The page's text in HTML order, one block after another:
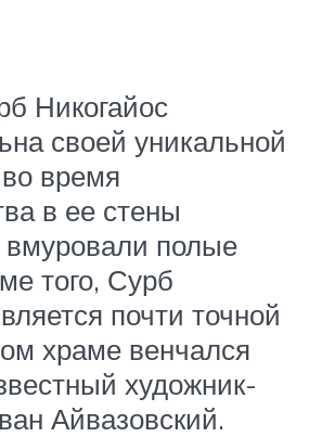
Никогайос
своей уникальной
время
в ее стены
вмуровали полые
того, Сурб
почти точной
храме венчался
художник-
Айвазовский.